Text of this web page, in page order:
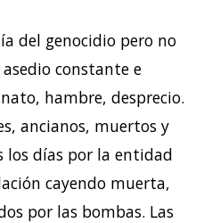
del genocidio pero no
constante e
hambre, desprecio.
ancianos, muertos y
los días por la entidad
cayendo muerta,
por las bombas. Las